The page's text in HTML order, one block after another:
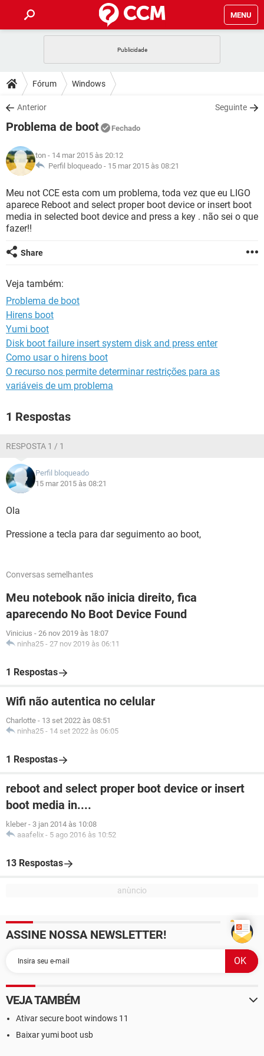
MENU
CELULAR
OUTLOOK
INSTAGRAM
GUIA DE COMPRAS
DICAS
JOGOS
INSTAGRAM
GUIA DE COMPRAS
DOWNLOADS
JOGOS
CELULAR
OUTLOOK EXCEL
INSTAGRAM
GUIA DE COMPRAS
JOGOS
CELULAR
OUTLOOK EXCEL
INSTAGRAM GMAIL
GLOSSÁRIO
JOGOS WHATSAPP
CELULAR FACEBOOK
OUTLOOK
INSTAGRAM
Fórum Windows
Anterior Seguinte
Problema de boot Fechado
ton - 14 mar 2015 às 20:12
Perfil bloqueado - 15 mar 2015 às 08:21
Meu not CCE esta com um problema, toda vez que eu LIGO
aparece Reboot and select proper boot device or insert boot
media in selected boot device and press a key . não sei o que
fazer!!
Share
Veja também:
Problema de boot
Hirens boot
Yumi boot
Disk boot failure insert system disk and press enter
Como usar o hirens boot
O recurso nos permite determinar restrições para as
variáveis de um problema
1 Respostas
RESPOSTA 1 / 1
Perfil bloqueado
15 mar 2015 às 08:21
Ola
Pressione a tecla para dar seguimento ao boot,
Conversas semelhantes
Meu notebook não inicia direito, fica
aparecendo No Boot Device Found
Vinicius - 26 nov 2019 às 18:07
ninha25 - 27 nov 2019 às 06:11
1 Respostas
Wifi não autentica no celular
Charlotte - 13 set 2022 às 08:51
ninha25 - 14 set 2022 às 06:05
1 Respostas
reboot and select proper boot device or insert
boot media in....
kleber - 3 jan 2014 às 10:08
aaafelix - 5 ago 2016 às 10:52
13 Respostas
ASSINE NOSSA NEWSLETTER!
VEJA TAMBÉM
Ativar secure boot windows 11
Baixar yumi boot usb